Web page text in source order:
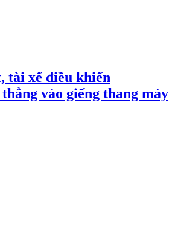
tài xế điều khiển
vào giếng thang máy